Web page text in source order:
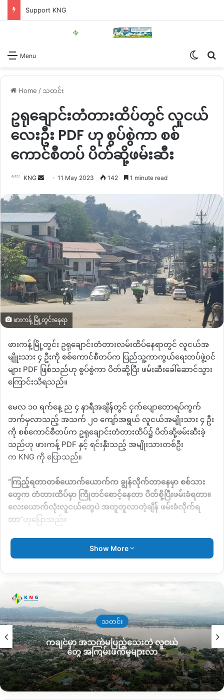
Support KNG
Menu
Home / သတင်း
ဥရုချောင်းတံတားထိပ်တွင် လူငယ်
လေးဦး PDF ဟု စွပ်စွဲကာ စစ်
ကောင်စီတပ် ပိတ်ဆို့ဖမ်းဆီး
KNG
Send11 May 2023 142 1 minute read
ဖားကန့် မြို့တွင်းနေရာ
ဖားကန့်မြို့တွင်း ဥရုချောင်းတံတားလမ်းထိပ်နေရာတွင် လူငယ်အ
မျိူးသား ၄ ဦးကို စစ်ကောင်စီတပ်က ပြည်သူ့ကာကွယ်ရေးတပ်ဖွဲ့ဝင်
များ PDF ဖြစ်သည်ဟု စွပ်စွဲကာ ပိတ်ဆို့ပြီး ဖမ်းဆီးခေါ်ဆောင်သွား
ကြောင်းသိရသည်။
မေလ ၁၀ ရက်နေ့ ည ၄ နာရီအချိန်တွင် ငှက်ပျောတောရပ်ကွက်
ဘက်မှလာသည့် အသက် ၂၀ ကျော်အရွယ် လူငယ်အမျိုးသား ၄ ဦး
ကို စစ်ကောင်စီတပ်က ဥရုချောင်းတံတားထိပ်၌ ပိတ်ဆို့ဖမ်းဆီးခဲ့
သည်ဟု ဖားကန့် PDF နှင့် ရင်းနှီးသည့် အမျိုးသားတစ်ဦး
က KNG ကို ပြောသည်။
“ ကြည့်ရတာတစ်ယောက်ယောက်က ချွန်လိုက်တာနေမှာ စစ်သား
တွေက တံတားထိပ်မှာ ကြိုတင်စောင့်နေတာ ပိတ်စို့ပြီးဖမ်းခံရတာ။
လေးယောက်လုံးလူငယ်တွေပဲ အတူတူလာတဲ့ချိန် ဖမ်းခံလိုက်ရ
တာ”ဟုပြောသည်။
ဖမ်းဆီးခံရသည့် လူငယ်လေးဦးကို စစ်တပ်က ဗျူဟာကုန်းဘက်
ခေါ်ဆောင်သွားသည်ဟုသိရပြီး ဖမ်းခံရသူများ၏ နာမည်ကိုKNGမှ
ဖားကန့်တွင် အသစ်ထပ်ပြောင်းလာသည့် တပ်မမှူးသည်
သည့် ပြည်သူများကို ရဲလက်မအပ်ပဲ စစ်တပ်ဗျူဟာကုန်းတွင်သာ
ထားရှိမည်ဟု အမိန့်ထုတ်ထားပြီးKIA PDFနဲ့တော်လှန်ရေးတွင်
ပါဝင်နေသည်ဟု စစ်ဆေးတွေ့ရှိပါက
ချက်ချင်း
သတ်ပစ်ရန် အမိန့်
ထုတ်ပြန်ထားကြောင်း တော်လှန်ရေးတွင် ပါဝင်နေသည့် အမျိုးသား
တစ်ဦးကKNGကို ပြောသည်။
“ဟိုနေ့က လေးယောက်ပါသွားတာဟုတ်တယ်။ ဘယ်သူတွေပါသွား
လဲဆိုတာစုံစမ်းနေတုန်း အခုအသစ်ပြောင်းလာတဲ့ တပ်မမူးကကြမ်း
Show More
သတင်း
ကချင်မှာ အသက်မပြည့်သေးတဲ့ လူငယ်
တွေ အကြမ်းဖက်မှုများလာ